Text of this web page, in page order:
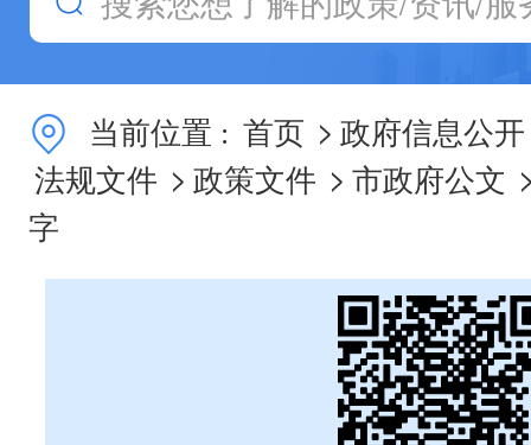
当前位置 : 首页 > 政府信息公开
法规文件 > 政策文件 > 市政府公文
字